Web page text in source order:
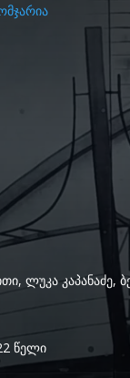
ლუკა კაპანაძე,
წელი